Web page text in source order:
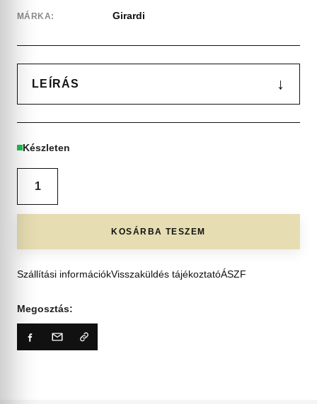
MÁRKA: Girardi
LEÍRÁS ↓
Készleten
KOSÁRBA TESZEM
Szállítási információkVisszaküldés tájékoztatóÁSZF
Megosztás: